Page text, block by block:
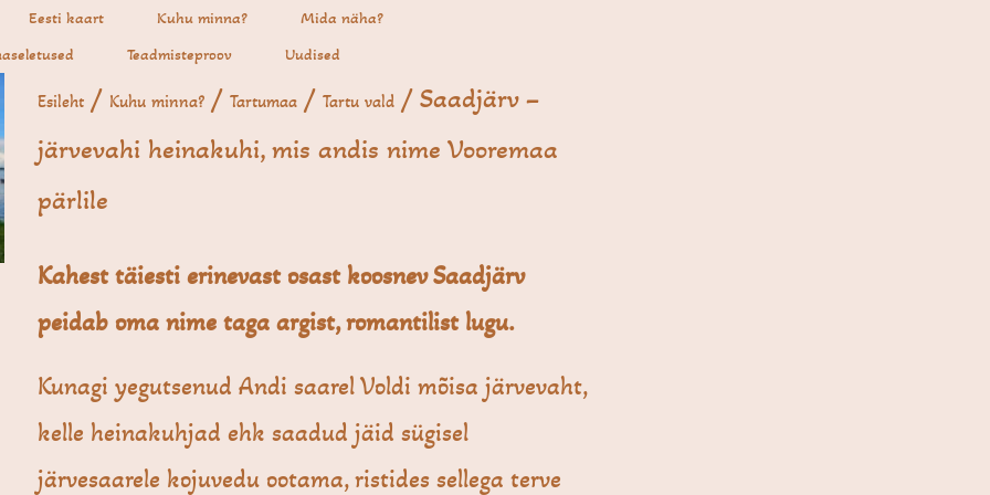
Eesti kaart Kuhu minna?
Mida näha?
Teadmisteproov Uudised
Esileht / Kuhu minna? /Tartumaa /Tartu vald / Saadjärv –
järvevahi heinakuhi, mis andis nime Vooremaa
pärlile
Kahest täiesti erinevast osast koosnev Saadjärv
peidab oma nime taga argist, romantilist lugu.
Kunagi yegutsenud Andi saarel Voldi mõisa järvevaht,
kelle heinakuhjad ehk saadud jäid sügisel
järvesaarele kojuvedu ootama, ristides sellega terve